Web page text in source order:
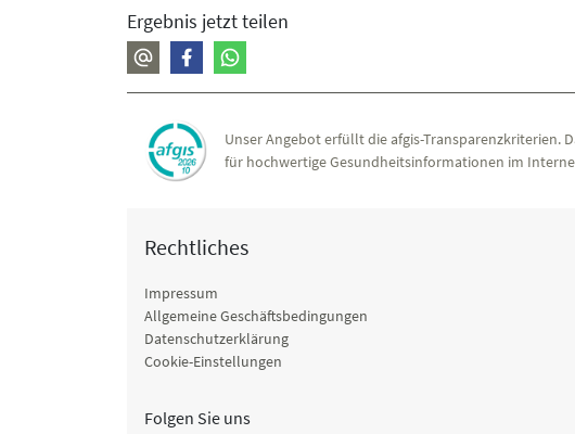
Ergebnis jetzt teilen
Unser Angebot erfüllt die afgis-Transparenzkriterien.
für hochwertige Gesundheitsinformationen im
Rechtliches
Impressum
Allgemeine Geschäftsbedingungen
Datenschutzerklärung
Cookie-Einstellungen
Folgen Sie uns